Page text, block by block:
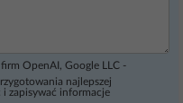
OpenAI, Google LLC -
najlepszej
zapisywać informacje